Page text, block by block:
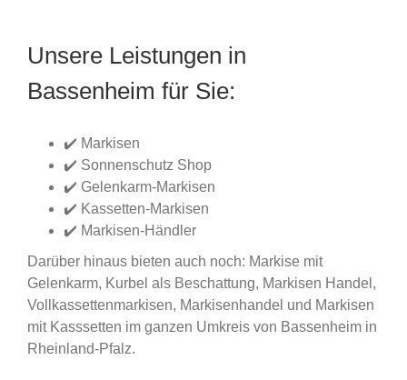
Unsere Leistungen in
Bassenheim für Sie:
✔️ Markisen
✔️ Sonnenschutz Shop
✔️ Gelenkarm-Markisen
✔️ Kassetten-Markisen
✔️ Markisen-Händler
Darüber hinaus bieten auch noch: Markise mit
Gelenkarm, Kurbel als Beschattung, Markisen Handel,
Vollkassettenmarkisen, Markisenhandel und Markisen
mit Kasssetten im ganzen Umkreis von Bassenheim in
Rheinland-Pfalz.